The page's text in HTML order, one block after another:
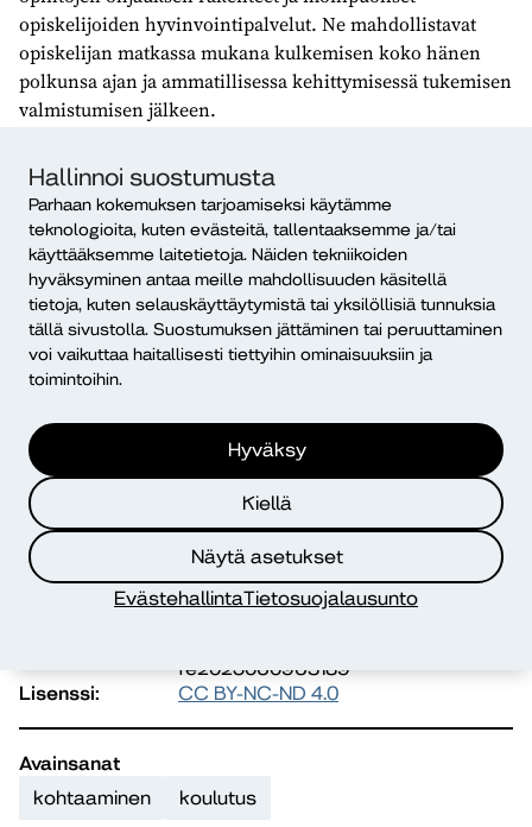
Hallinnoi suostumusta
Parhaan kokemuksen tarjoamiseksi käytämme
teknologioita, kuten evästeitä, tallentaaksemme ja/tai
käyttääksemme laitetietoja. Näiden tekniikoiden
hyväksyminen antaa meille mahdollisuuden käsitellä
tietoja, kuten selauskäyttäytymistä tai yksilöllisiä tunnuksia
tällä sivustolla. Suostumuksen jättäminen tai peruuttaminen
voi vaikuttaa haitallisesti tiettyihin ominaisuuksiin ja
toimintoihin.
Hyväksy
Kiellä
Näytä asetukset
EvästehallintaTietosuojalausunto
opiskelijoiden hyvinvointipalvelut. Ne mahdollistavat
opiskelijan matkassa mukana kulkemisen koko hänen
polkunsa ajan ja ammatillisessa kehittymisessä tukemisen
valmistumisen jälkeen.
potentiaalia parempaan. Muutos alkaa kohtaamisesta –
siitä, että nähdään toinen ihminen.
Pysyvä osoite:https://urn.fi/URN:NBN:fi-fe2025060963189
Kirjoittajat
Kati Komulainen
Toimitusjohtaja-rehtori, TtT, KL
Kaikki Dialogin kirjoitukset
fe2025060963189
Lisenssi:
CC BY-NC-ND 4.0
Avainsanat
kohtaaminen
koulutus